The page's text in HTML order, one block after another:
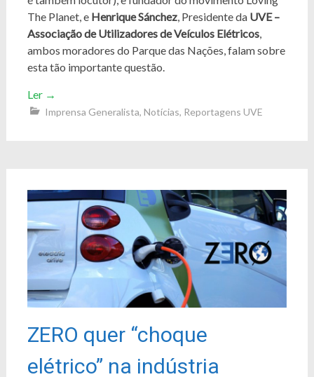
The Planet, e Henrique Sánchez, Presidente da UVE –
Associação de Utilizadores de Veículos Elétricos,
ambos moradores do Parque das Nações, falam sobre
esta tão importante questão.
Ler →
Imprensa Generalista, Notícias, Reportagens UVE
ZERO quer “choque
elétrico” na indústria